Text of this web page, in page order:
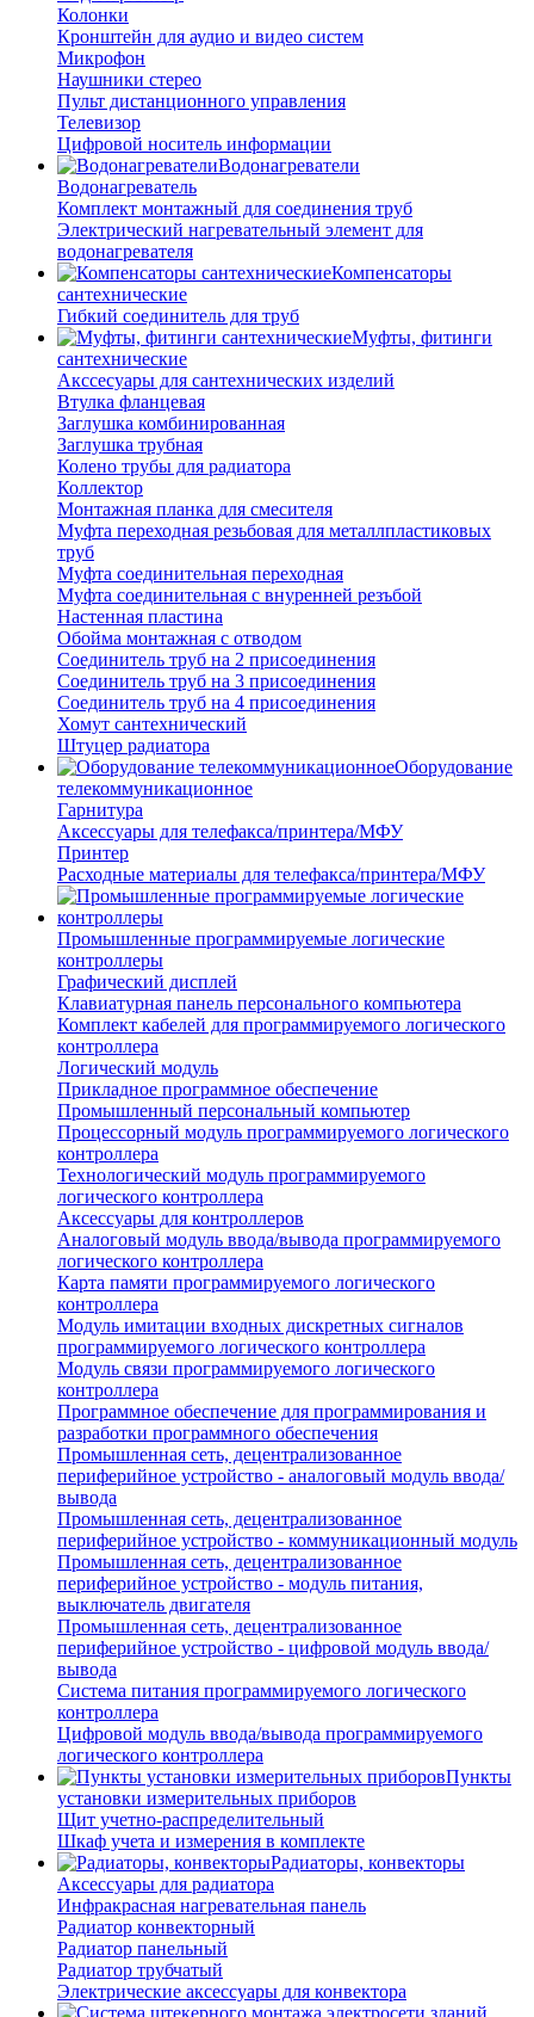
Колонки
Кронштейн для аудио и видео систем
Микрофон
Наушники стерео
Пульт дистанционного управления
Телевизор
Цифровой носитель информации
Водонагреватели
Водонагреватель
Комплект монтажный для соединения труб
Электрический нагревательный элемент для
водонагревателя
Компенсаторы
сантехнические
Гибкий соединитель для труб
Муфты, фитинги
сантехнические
Акссесуары для сантехнических изделий
Втулка фланцевая
Заглушка комбинированная
Заглушка трубная
Колено трубы для радиатора
Коллектор
Монтажная планка для смесителя
Муфта переходная резьбовая для металлпластиковых
труб
Муфта соединительная переходная
Муфта соединительная с внуренней резъбой
Настенная пластина
Обойма монтажная с отводом
Соединитель труб на 2 присоединения
Соединитель труб на 3 присоединения
Соединитель труб на 4 присоединения
Хомут сантехнический
Штуцер радиатора
Оборудование
телекоммуникационное
Гарнитура
Аксессуары для телефакса/принтера/МФУ
Принтер
Расходные материалы для телефакса/принтера/МФУ
Промышленные программируемые логические
контроллеры
Графический дисплей
Клавиатурная панель персонального компьютера
Комплект кабелей для программируемого логического
контроллера
Логический модуль
Прикладное программное обеспечение
Промышленный персональный компьютер
Процессорный модуль программируемого логического
контроллера
Технологический модуль программируемого
логического контроллера
Аксессуары для контроллеров
Аналоговый модуль ввода/вывода программируемого
логического контроллера
Карта памяти программируемого логического
контроллера
Модуль имитации входных дискретных сигналов
программируемого логического контроллера
Модуль связи программируемого логического
контроллера
Программное обеспечение для программирования и
разработки программного обеспечения
Промышленная сеть, децентрализованное
периферийное устройство - аналоговый модуль ввода/
вывода
Промышленная сеть, децентрализованное
периферийное устройство - коммуникационный модуль
Промышленная сеть, децентрализованное
периферийное устройство - модуль питания,
выключатель двигателя
Промышленная сеть, децентрализованное
периферийное устройство - цифровой модуль ввода/
вывода
Система питания программируемого логического
контроллера
Цифровой модуль ввода/вывода программируемого
логического контроллера
Пункты
установки измерительных приборов
Щит учетно-распределительный
Шкаф учета и измерения в комплекте
Радиаторы, конвекторы
Аксессуары для радиатора
Инфракрасная нагревательная панель
Радиатор конвекторный
Радиатор панельный
Радиатор трубчатый
Электрические аксессуары для конвектора